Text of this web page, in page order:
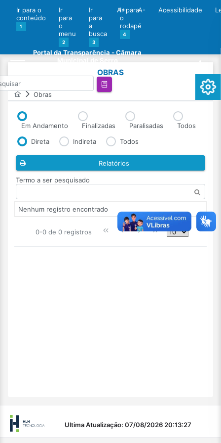
Ir para o
conteúdo
1
Ir
para
o
menu
2
Ir
para
a
busca
3
Ir para
o
rodapé
4
A+ A- Acessibilidade
Portal da Transparência - Câmara
OBRAS
Obras
Em Andamento Finalizadas Paralisadas
Todos
Direta
Indireta Todos
Relatórios
Termo a ser pesquisado
Nenhum registro encontrado
0-0 de 0 registros
Ultima Atualização: 07/08/2026 20:13:27